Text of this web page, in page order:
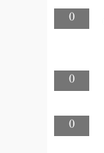
0
0
0